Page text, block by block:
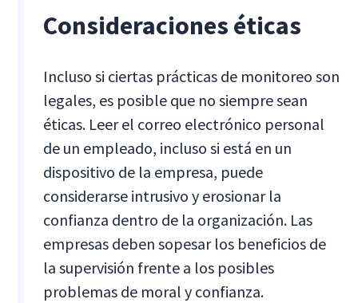
Consideraciones éticas
Incluso si ciertas prácticas de monitoreo son
legales, es posible que no siempre sean
éticas. Leer el correo electrónico personal
de un empleado, incluso si está en un
dispositivo de la empresa, puede
considerarse intrusivo y erosionar la
confianza dentro de la organización. Las
empresas deben sopesar los beneficios de
la supervisión frente a los posibles
problemas de moral y confianza.